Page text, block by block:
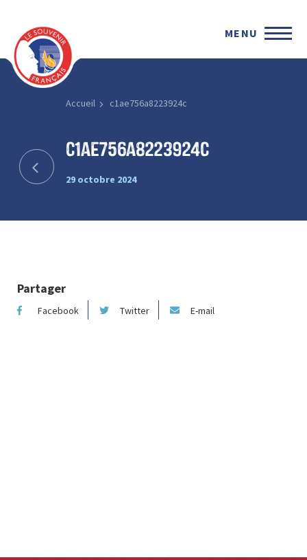
MENU
Accueil c1ae756a8223924c
c1ae756a8223924c
29 octobre 2024
Partager
Facebook Twitter E-mail